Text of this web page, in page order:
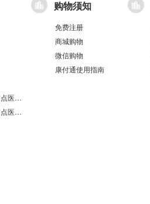
贵州省医保定点医疗机构医保服务情况表（第551分店）
贵州省医保定点医疗机构医保服务情况表（第100分店）
购物须知
免费注册
商城购物
微信购物
康付通使用指南